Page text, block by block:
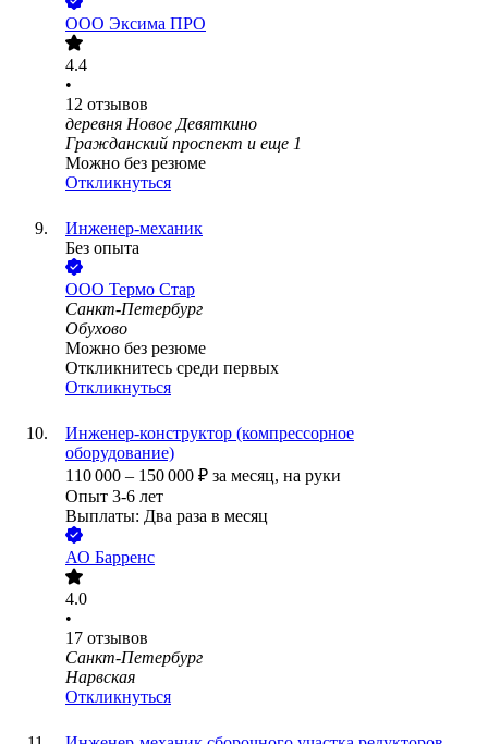
ООО Эксима ПРО
4.4
•
12 отзывов
деревня Новое Девяткино
Гражданский проспект и еще 1
Можно без резюме
Откликнуться
Инженер-механик
Без опыта
ООО Термо Стар
Санкт-Петербург
Обухово
Можно без резюме
Откликнитесь среди первых
Откликнуться
Инженер-конструктор (компрессорное
оборудование)
110 000 – 150 000 ₽ за месяц, на руки
Опыт 3-6 лет
Выплаты: Два раза в месяц
АО Барренс
4.0
•
17 отзывов
Санкт-Петербург
Нарвская
Откликнуться